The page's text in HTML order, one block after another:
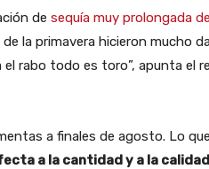
de sequía muy prolongada
la primavera hicieron mucho
el rabo todo es toro”, apunta el
a finales de agosto. Lo
a la cantidad y a la